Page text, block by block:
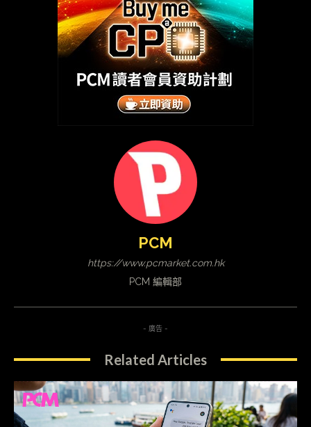
PCM
https://www.pcmarket.com.hk
PCM 編輯部
- 廣告 -
Related Articles